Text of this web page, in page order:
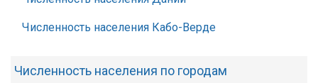
Численность населения Кабо-Верде
Численность населения по городам